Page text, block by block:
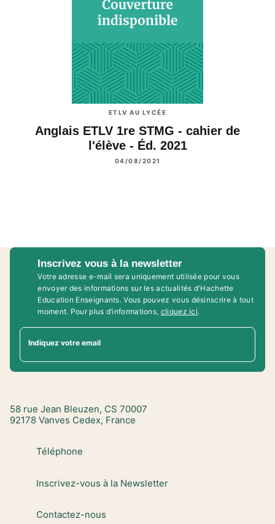
ETLV AU LYCÉE
Anglais ETLV 1re STMG - cahier de
l'élève - Éd. 2021
04/08/2021
Inscrivez vous à la newsletter
Votre adresse e-mail sera uniquement utilisée pour vous
envoyer des informations sur les actualités d'Hachette
Education Enseignants. Vous pouvez vous désinscrire à tout
moment. Pour plus d’informations, cliquez ici.
Indiquez votre email
58 rue Jean Bleuzen, CS 70007
92178 Vanves Cedex, France
Téléphone
Inscrivez-vous à la Newsletter
Contactez-nous